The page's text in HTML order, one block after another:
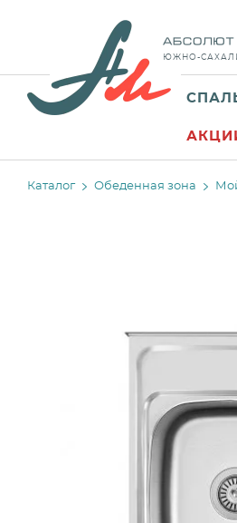
ЮЖНО-
Каталог Обеденная зона